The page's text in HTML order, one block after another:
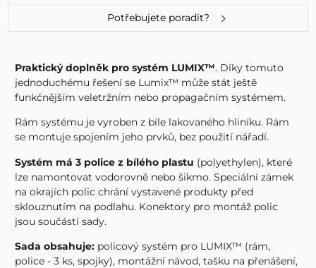
Potřebujete poradit?
Praktický doplněk pro systém LUMIX™. Díky tomuto
jednoduchému řešení se Lumix™ může stát ještě
funkčnějším veletržním nebo propagačním systémem.
Rám systému je vyroben z bíle lakovaného hliníku. Rám
se montuje spojením jeho prvků, bez použití nářadí.
Systém má 3 police z bílého plastu (polyethylen), které
lze namontovat vodorovně nebo šikmo. Speciální zámek
na okrajích polic chrání vystavené produkty před
sklouznutím na podlahu. Konektory pro montáž polic
jsou součástí sady.
Sada obsahuje: policový systém pro LUMIX™ (rám,
police - 3 ks, spojky), montážní návod, tašku na přenášení,